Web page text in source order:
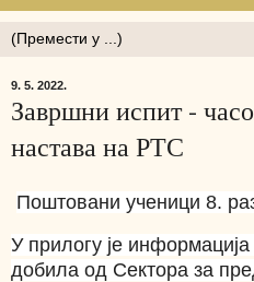
9. 5. 2022.
Завршни испит -
настава на РТС
Поштовани ученици 8.
У прилогу је
добила од Сектора за